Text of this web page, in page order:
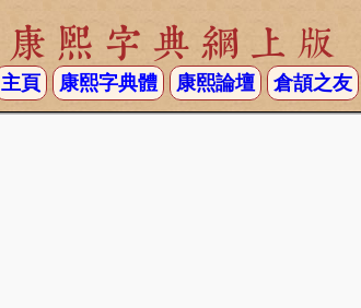
康熙字典網上版
主頁 康熙字典體 康熙論壇 倉頡之友